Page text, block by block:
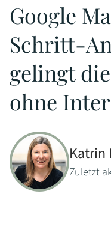
Google
Schritt-
gelingt
ohne
Katrin
Zuletzt